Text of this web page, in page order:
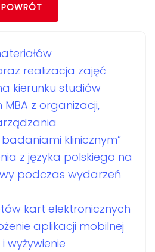
POWRÓT
realizacja zajęć
kierunku studiów
z organizacji,
klinicznym”
z języka polskiego na
podczas wydarzeń
kart elektronicznych
aplikacji mobilnej
wyżywienie